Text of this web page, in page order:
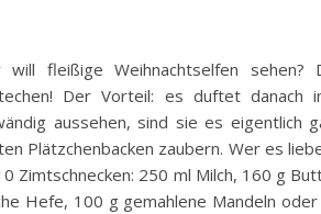
will fleißige Weihnachtselfen
Der Vorteil: es duftet danach
aussehen, sind sie es eigentlich
Plätzchenbacken zaubern. Wer es
Zimtschnecken: 250 ml Milch, 160 g
Hefe, 100 g gemahlene Mandeln